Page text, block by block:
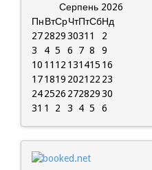
Серпень 2026
ПнВтСрЧтПтСбНд
2728293031 1
2
3
4 5 6 7 8
9
10 11 12 131415 16
171819 2021 22 23
242526 27282930
31 1 2 3 4 5 6